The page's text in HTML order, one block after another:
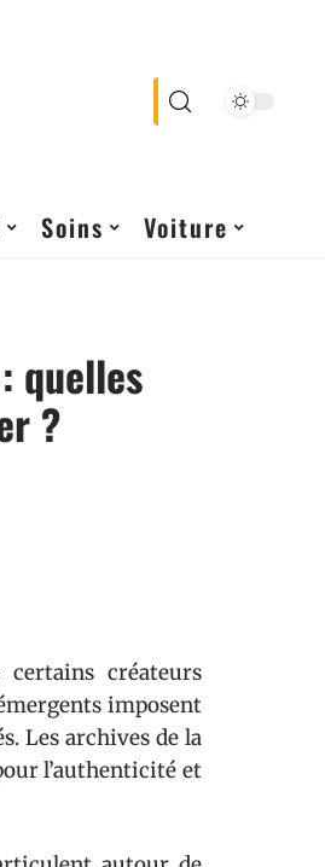
Soins Voiture
quelles
?
certains créateurs
imposent
Les archives de la
l’authenticité et